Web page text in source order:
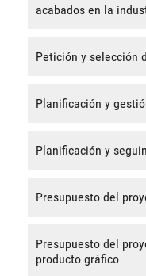
acabados en la
Petición y selección
Planificación y
Planificación y
Presupuesto del
Presupuesto del
producto gráfico